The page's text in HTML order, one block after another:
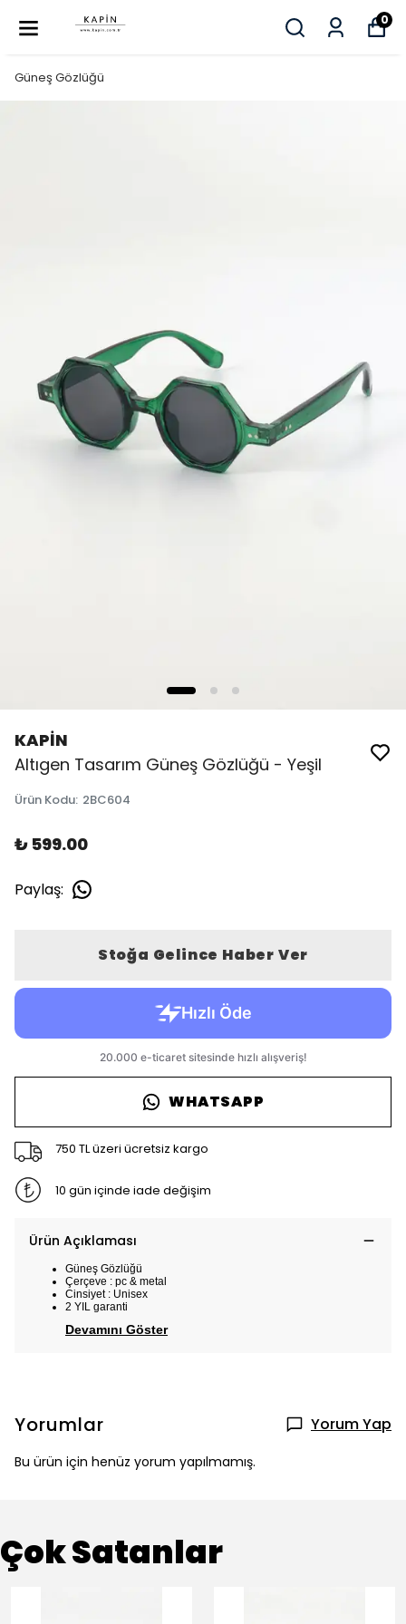
0
Güneş Gözlüğü
KAPİN
Altıgen Tasarım Güneş Gözlüğü - Yeşil
Ürün Kodu: 2BC604
₺ 599.00
Paylaş:
Stoğa Gelince Haber Ver
WHATSAPP
750 TL üzeri ücretsiz kargo
10 gün içinde iade değişim
Ürün Açıklaması
Güneş Gözlüğü
Çerçeve : pc & metal
Cinsiyet : Unisex
2 YIL garanti
Devamını Göster
Yorumlar Yorum Yap
Bu ürün için henüz yorum yapılmamış.
Çok Satanlar